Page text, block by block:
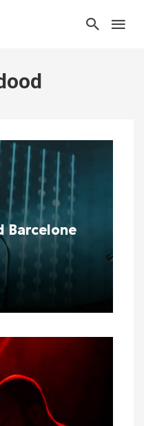
Barcelone